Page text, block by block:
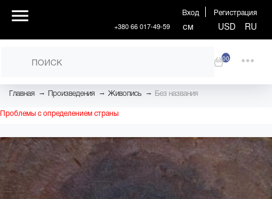
Вход Регистрация
+380 66 017-49-59 см USD RU
00
Главная → Произведения → Живопись → Без названия
Проблемы с определением страны